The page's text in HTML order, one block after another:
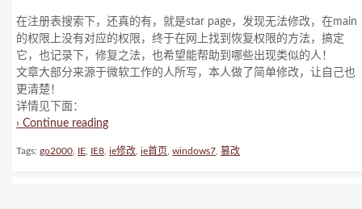
在注册表搜索下，还真的有，就是star page，发现无法修改，在main
的权限上没有对应的权限，终于在网上找到恢复权限的方法，搞定
它，也记录下，修复之法，也希望能帮助到哪些出现类似的人！
文章大部分来源于微软工作的人所写，本人做了简单修改，让自己也
更清楚！
详情见下面：
› Continue reading
Tags: go2000 IE IE8 ie修改 ie首页 windows7 篡改